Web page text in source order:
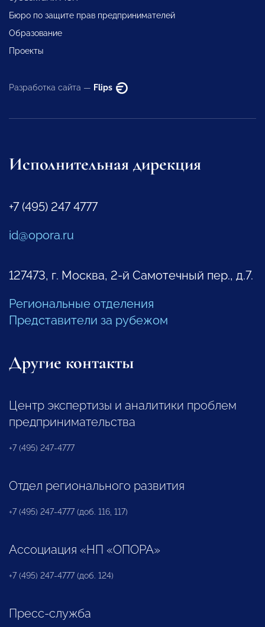
Бюро по защите прав предпринимателей
Образование
Проекты
Разработка сайта — Flips
Исполнительная дирекция
+7 (495) 247 4777
id@opora.ru
127473, г. Москва, 2-й Самотечный пер., д.7.
Региональные отделения
Представители за рубежом
Другие контакты
Центр экспертизы и аналитики проблем
предпринимательства
+7 (495) 247-4777
Отдел регионального развития
+7 (495) 247-4777 (доб. 116, 117)
Ассоциация «НП «ОПОРА»
+7 (495) 247-4777 (доб. 124)
Пресс-служба